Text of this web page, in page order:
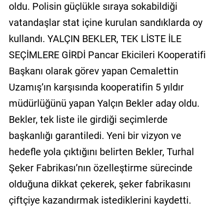
oldu. Polisin güçlükle sıraya sokabildiği
vatandaşlar stat içine kurulan sandıklarda oy
kullandı. YALÇIN BEKLER, TEK LİSTE İLE
SEÇİMLERE GİRDİ Pancar Ekicileri Kooperatifi
Başkanı olarak görev yapan Cemalettin
Uzamış’ın karşısında kooperatifin 5 yıldır
müdürlüğünü yapan Yalçın Bekler aday oldu.
Bekler, tek liste ile girdiği seçimlerde
başkanlığı garantiledi. Yeni bir vizyon ve
hedefle yola çıktığını belirten Bekler, Turhal
Şeker Fabrikası’nın özelleştirme sürecinde
olduğuna dikkat çekerek, şeker fabrikasını
çiftçiye kazandırmak istediklerini kaydetti.